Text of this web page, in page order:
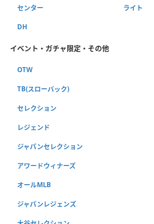
センター ライト
DH
イベント・ガチャ限定・その他
OTW
TB(スローバック)
セレクション
レジェンド
ジャパンセレクション
アワードウィナーズ
オールMLB
ジャパンレジェンズ